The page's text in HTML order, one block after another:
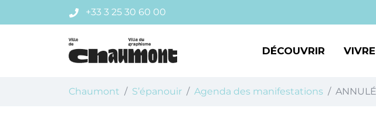
au
+33 3 25 30 60 00
Chaumont
DÉCOUVRIR VIVRE
Chaumont S’épanouir Agenda des manifestations